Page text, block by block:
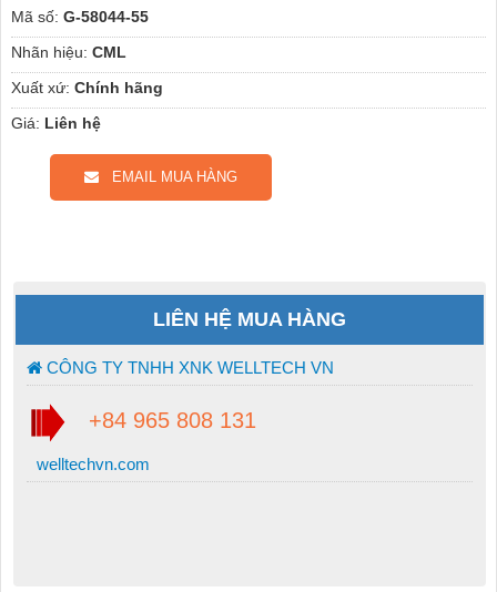
Mã số: G-58044-55
Nhãn hiệu: CML
Xuất xứ: Chính hãng
Giá: Liên hệ
EMAIL MUA HÀNG
LIÊN HỆ MUA HÀNG
CÔNG TY TNHH XNK WELLTECH VN
+84 965 808 131
welltechvn.com